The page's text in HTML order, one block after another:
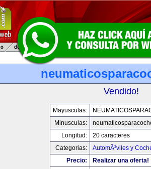
Vendido!
Mayusculas:
Minusculas:
Longitud:
20 caracteres
Categorias:
AutomÃ³viles y
Precio:
Realizar una oferta!